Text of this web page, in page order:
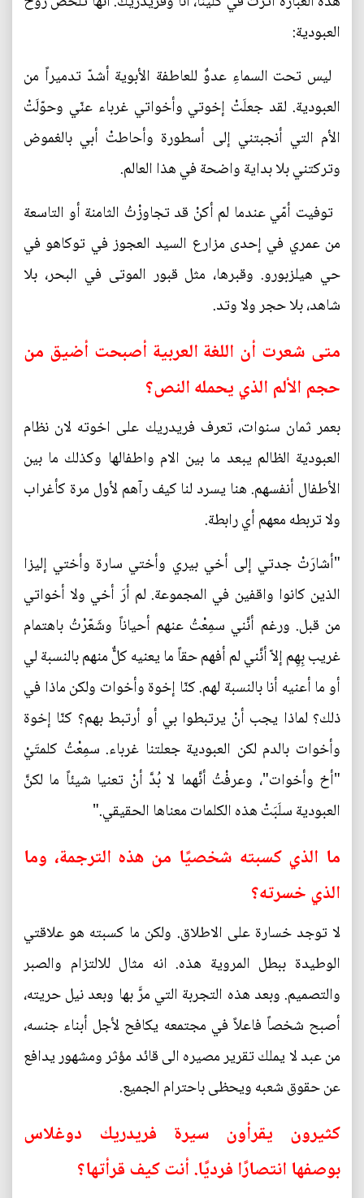
العبودية:
ليس تحت السماءِ عدوٌ للعاطفة الأبوية أشدّ تدميراً من
العبودية. لقد جعلَتْ إخوتي وأخواتي غرباء عنّي وحوّلَتْ
الأم التي أنجبتني إلى أسطورة وأحاطتْ أبي بالغموض
وتركتني بلا بداية واضحة في هذا العالم.
توفيت أمّي عندما لم أكنْ قد تجاوزْتُ الثامنة أو التاسعة
من عمري في إحدى مزارع السيد العجوز في توكاهو في
حي هيلزبورو. وقبرها، مثل قبور الموتى في البحر، بلا
شاهد، بلا حجر ولا وتد.
متى شعرت أن اللغة العربية أصبحت أضيق من
حجم الألم الذي يحمله النص؟
بعمر ثمان سنوات، تعرف فريدريك على اخوته لان نظام
العبودية الظالم يبعد ما بين الام واطفالها وكذلك ما بين
الأطفال أنفسهم. هنا يسرد لنا كيف رآهم لأول مرة كأغراب
ولا تربطه معهم أي رابطة.
"أشارَتْ جدتي إلى أخي بيري وأختي سارة وأختي إليزا
الذين كانوا واقفين في المجموعة. لم أرَ أخي ولا أخواتي
من قبل. ورغم أنَّني سمِعْتُ عنهم أحياناً وشَعّرْتُ باهتمام
غريب بِهِم إلاّ أنَّني لم أفهم حقاً ما يعنيه كلٌّ منهم بالنسبة لي
أو ما أعنيه أنا بالنسبة لهم. كنّا إخوة وأخوات ولكن ماذا في
ذلك؟ لماذا يجب أنْ يرتبطوا بي أو أرتبط بهم؟ كنّا إخوة
وأخوات بالدم لكن العبودية جعلتنا غرباء. سمِعْتُ كلمتَيْ
"أخ وأخوات"، وعرفْتُ أنَّهما لا بُدَّ أنْ تعنيا شيئاً ما لكنَّ
العبودية سلَبَتْ هذه الكلمات معناها الحقيقي."
ما الذي كسبته شخصيًا من هذه الترجمة، وما
الذي خسرته؟
لا توجد خسارة على الاطلاق. ولكن ما كسبته هو علاقتي
الوطيدة ببطل المروية هذه. انه مثال للالتزام والصبر
والتصميم. وبعد هذه التجربة التي مرَّ بها وبعد نيل حريته،
أصبح شخصاً فاعلاً في مجتمعه يكافح لأجل أبناء جنسه،
من عبد لا يملك تقرير مصيره الى قائد مؤثر ومشهور يدافع
عن حقوق شعبه ويحظى باحترام الجميع.
كثيرون يقرأون سيرة فريدريك دوغلاس
بوصفها انتصارًا فرديًا. أنت كيف قرأتها؟